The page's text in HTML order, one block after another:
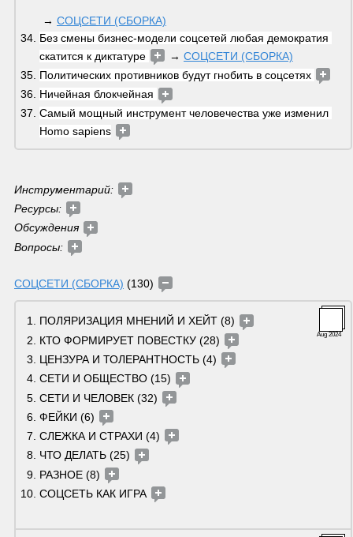
→ СОЦСЕТИ (СБОРКА)
Без смены бизнес-модели соцсетей любая демократия
скатится к диктатуре
→ СОЦСЕТИ (СБОРКА)
Политических противников будут гнобить в соцсетях
Ничейная блокчейная
Самый мощный инструмент человечества уже изменил
Homo sapiens
Инструментарий:
Ресурсы:
Обсуждения
Вопросы:
СОЦСЕТИ (СБОРКА) (130)
Aug 2024
ПОЛЯРИЗАЦИЯ МНЕНИЙ И ХЕЙТ (8)
КТО ФОРМИРУЕТ ПОВЕСТКУ (28)
ЦЕНЗУРА И ТОЛЕРАНТНОСТЬ (4)
СЕТИ И ОБЩЕСТВО (15)
СЕТИ И ЧЕЛОВЕК (32)
ФЕЙКИ (6)
СЛЕЖКА И СТРАХИ (4)
ЧТО ДЕЛАТЬ (25)
РАЗНОЕ (8)
СОЦСЕТЬ КАК ИГРА